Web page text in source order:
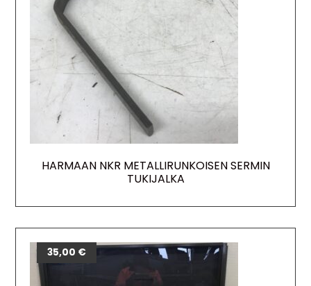
HARMAAN NKR METALLIRUNKOISEN SERMIN
TUKIJALKA
35,00 €